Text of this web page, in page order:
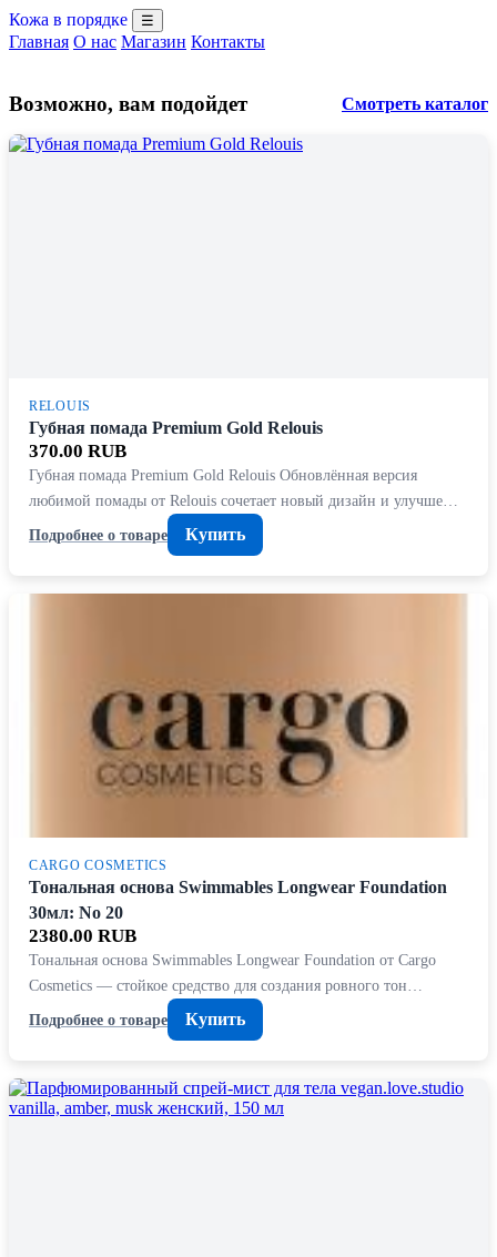
Кожа в порядке ☰
Главная О нас Магазин Контакты
Возможно, вам подойдет Смотреть каталог
RELOUIS
Губная помада Premium Gold Relouis
370.00 RUB
Губная помада Premium Gold Relouis Обновлённая версия
любимой помады от Relouis сочетает новый дизайн и улучше…
Подробнее о товаре
Купить
CARGO COSMETICS
Тональная основа Swimmables Longwear Foundation
30мл: No 20
2380.00 RUB
Тональная основа Swimmables Longwear Foundation от Cargo
Cosmetics — стойкое средство для создания ровного тон…
Подробнее о товаре
Купить